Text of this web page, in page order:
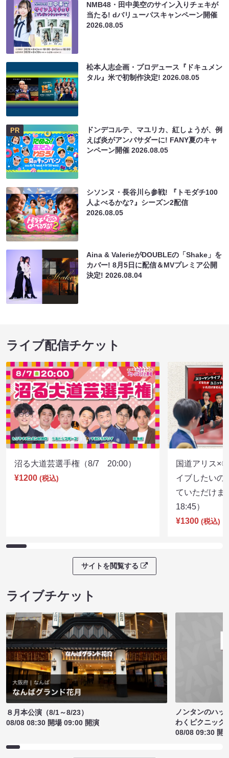
NMB48・田中美空のサイン入りチェキが
当たる! dバリューパスキャンペーン開催
2026.08.05
松本人志企画・プロデュース『ドキュメン
タル』米で初制作決定!2026.08.05
PR
ドンデコルテ、マユリカ、紅しょうが、例
えば炎がアンバサダーに! FANY夏のキャ
ンペーン開催2026.08.05
シソンヌ・長谷川ら参戦! 『トモダチ100
人よべるかな?』シーズン2配信
2026.08.05
Aina & ValerieがDOUBLEの「Shake」を
カバー! 8月5日に配信＆MVプレミア公開
決定!2026.08.04
ライブ配信チケット
沼る大道芸選手権（8/7 20:00）
¥1200 (税込)
国道アリス×
イブしたいの
ていただけ
18:45）
¥1300 (税込)
サイトを閲覧する
ライブチケット
８月本公演（8/1～8/23）
08/08 08:30 開場 09:00 開演
ノンタンのハッ
わくピクニック
08/08 09:30 開